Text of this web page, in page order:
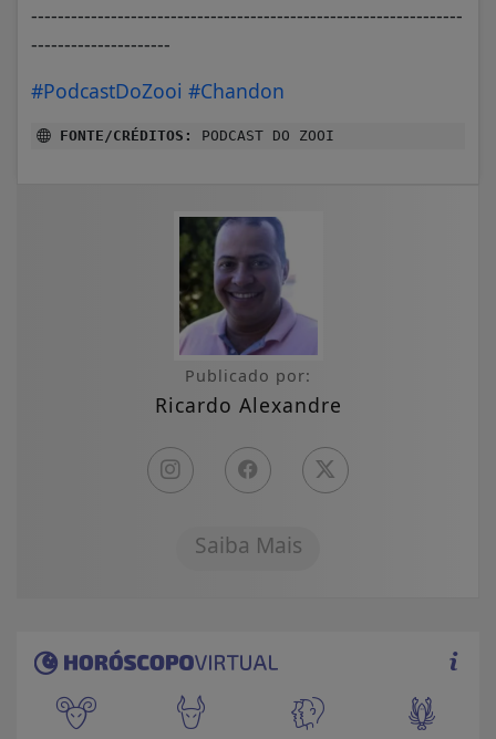
-----------------------------------------------------------------
---------------------
#PodcastDoZooi #Chandon
FONTE/CRÉDITOS: PODCAST DO ZOOI
Publicado por:
Ricardo Alexandre
Saiba Mais